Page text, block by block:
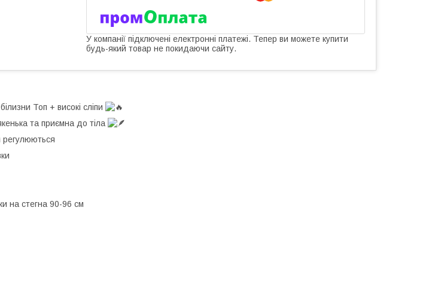
У компанії підключені електронні платежі. Тепер ви можете купити
будь-який товар не покидаючи сайту.
Топ + високі сліпи
та приємна до тіла
регулюються
на стегна 90-96 см